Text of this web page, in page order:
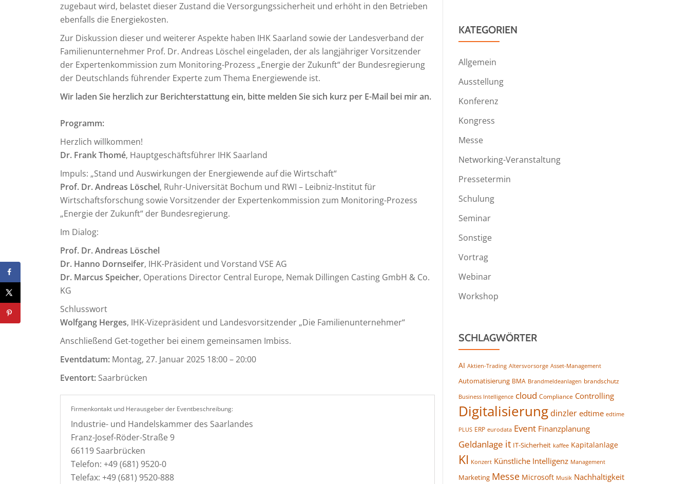
zugebaut wird, belastet dieser Zustand die Versorgungssicherheit und erhöht in den Betrieben
ebenfalls die Energiekosten.
Zur Diskussion dieser und weiterer Aspekte haben IHK Saarland sowie der Landesverband der
Familienunternehmer Prof. Dr. Andreas Löschel eingeladen, der als langjähriger Vorsitzender
der Expertenkommission zum Monitoring-Prozess „Energie der Zukunft“ der Bundesregierung
der Deutschlands führender Experte zum Thema Energiewende ist.
Wir laden Sie herzlich zur Berichterstattung ein, bitte melden Sie sich kurz per E-Mail bei mir an.
Programm:
Herzlich willkommen!
Dr. Frank Thomé, Hauptgeschäftsführer IHK Saarland
Impuls: „Stand und Auswirkungen der Energiewende auf die Wirtschaft“
Prof. Dr. Andreas Löschel, Ruhr-Universität Bochum und RWI – Leibniz-Institut für
Wirtschaftsforschung sowie Vorsitzender der Expertenkommission zum Monitoring-Prozess
„Energie der Zukunft“ der Bundesregierung.
Im Dialog:
Prof. Dr. Andreas Löschel
Dr. Hanno Dornseifer, IHK-Präsident und Vorstand VSE AG
Dr. Marcus Speicher, Operations Director Central Europe, Nemak Dillingen Casting GmbH & Co.
KG
Schlusswort
Wolfgang Herges, IHK-Vizepräsident und Landesvorsitzender „Die Familienunternehmer“
Anschließend Get-together bei einem gemeinsamen Imbiss.
Eventdatum: Montag, 27. Januar 2025 18:00 – 20:00
Eventort: Saarbrücken
Firmenkontakt und Herausgeber der Eventbeschreibung:
Industrie- und Handelskammer des Saarlandes
Franz-Josef-Röder-Straße 9
66119 Saarbrücken
Telefon: +49 (681) 9520-0
Telefax: +49 (681) 9520-888
KATEGORIEN
Allgemein
Ausstellung
Konferenz
Kongress
Messe
Networking-Veranstaltung
Pressetermin
Schulung
Seminar
Sonstige
Vortrag
Webinar
Workshop
SCHLAGWÖRTER
AI Aktien-Trading Altersvorsorge Asset-Management
Automatisierung BMA Brandmeldeanlagen brandschutz
Business Intelligence cloud Compliance Controlling
Digitalisierungdinzler edtime edtime
PLUS ERP eurodata Event Finanzplanung
Geldanlage it IT-Sicherheit kaffee Kapitalanlage
KI Konzert Künstliche Intelligenz Management
Marketing Messe Microsoft Musik Nachhaltigkeit